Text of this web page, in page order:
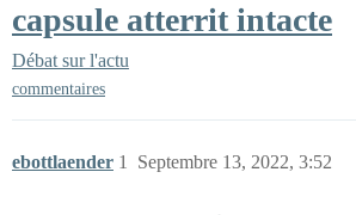
capsule atterrit intacte
Débat sur l'actu
commentaires
ebottlaender Septembre 13, 2022, 3:52
1